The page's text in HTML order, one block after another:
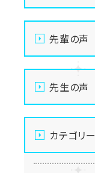
先輩の声
先生の声
カテゴリー